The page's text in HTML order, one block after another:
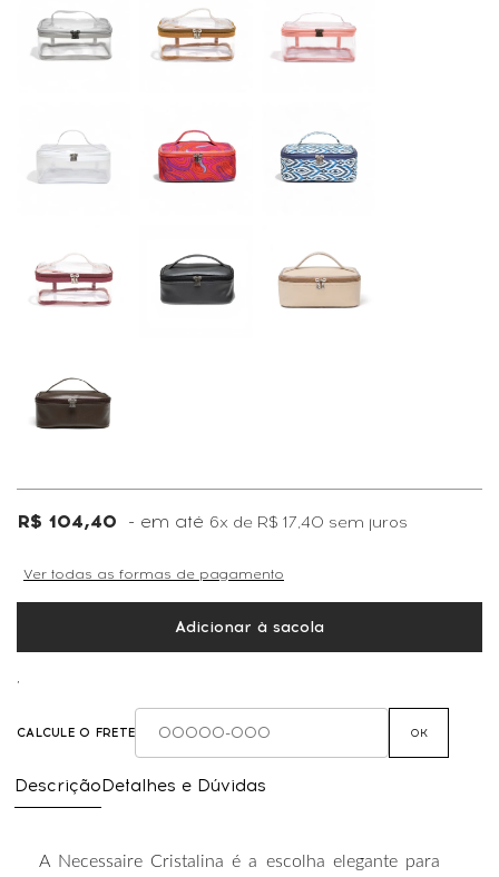
DescriçãoDetalhes e Dúvidas
A Necessaire Cristalina é a escolha elegante para
R$ 104,40 6x de R$ 17,40 sem juros
Ver todas as formas de pagamento
Adicionar à sacola
CALCULE O FRETE OK